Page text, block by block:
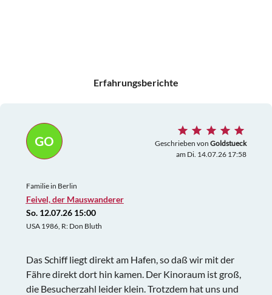
Erfahrungsberichte
GO Geschrieben von Goldstueck
am Di. 14.07.26 17:58
Familie in Berlin
Feivel, der Mauswanderer
So. 12.07.26 15:00
USA 1986, R: Don Bluth
Das Schiff liegt direkt am Hafen, so daß wir mit der
Fähre direkt dort hin kamen. Der Kinoraum ist groß,
die Besucherzahl leider klein. Trotzdem hat uns und